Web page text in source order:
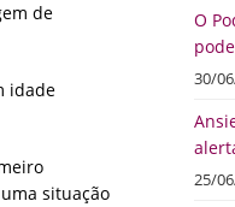
O
30/
25/
de
idade
situação